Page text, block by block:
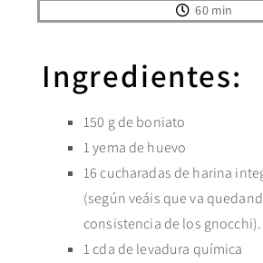
60 min
Ingredientes:
150 g de boniato
1 yema de huevo
16 cucharadas de harina
(según veáis que va
consistencia de los gnocchi).
1 cda de levadura química